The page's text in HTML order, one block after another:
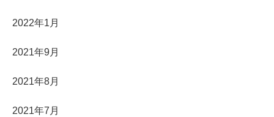
2022年1月
2021年9月
2021年8月
2021年7月